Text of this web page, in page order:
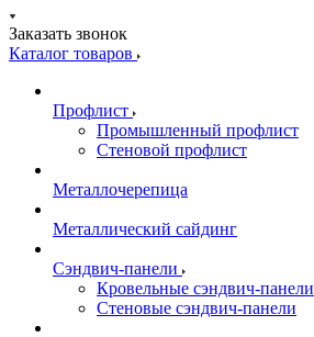
Заказать звонок
Каталог товаров
Профлист
Промышленный профлист
Стеновой профлист
Металлочерепица
Металлический сайдинг
Сэндвич-панели
Кровельные сэндвич-панели
Стеновые сэндвич-панели